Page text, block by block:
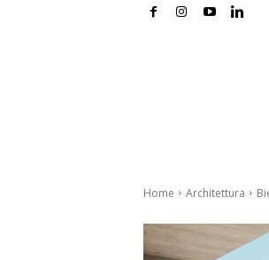
Home Architettura